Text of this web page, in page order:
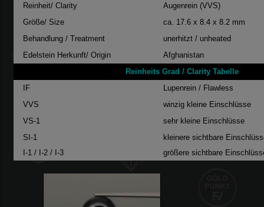
Reinheit/ Clarity
Augenrein (VVS)
Größe/ Size
ca. 17.6 x 8.4 x 8.2 mm
Behandlung / Treatment
unerhitzt / unheated
Edelstein Herkunft/ Origin
Afghanistan
Reinheits Grad / Clarity Tabelle
IF
Lupenrein / Flawless
VVS
winzig kleine Einschlüsse
VS-1
sehr kleine Einschlüsse
SI-1
kleinere sichtbare
I-1 / I-2 / I-3
größere sichtbare